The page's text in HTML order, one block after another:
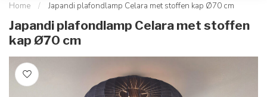
Home / Japandi plafondlamp Celara met stoffen kap Ø70 cm
Japandi plafondlamp Celara met stoffen
kap Ø70 cm